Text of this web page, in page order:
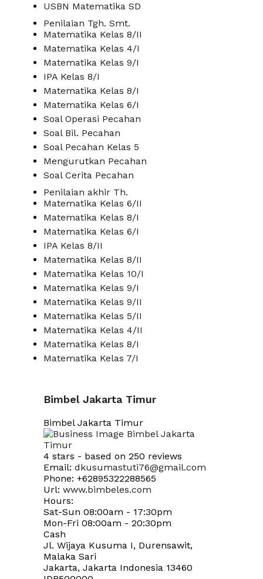
USBN Matematika SD
Penilaian Tgh. Smt.
Matematika Kelas 8/II
Matematika Kelas 4/I
Matematika Kelas 9/I
IPA Kelas 8/I
Matematika Kelas 8/I
Matematika Kelas 6/I
Soal Operasi Pecahan
Soal Bil. Pecahan
Soal Pecahan Kelas 5
Mengurutkan Pecahan
Soal Cerita Pecahan
Penilaian akhir Th.
Matematika Kelas 6/II
Matematika Kelas 8/I
Matematika Kelas 6/I
IPA Kelas 8/II
Matematika Kelas 8/II
Matematika Kelas 10/I
Matematika Kelas 9/I
Matematika Kelas 9/II
Matematika Kelas 5/II
Matematika Kelas 4/II
Matematika Kelas 8/I
Matematika Kelas 7/I
Bimbel Jakarta Timur
Bimbel Jakarta Timur
4 stars - based on 250 reviews
Email: dkusumastuti76@gmail.com
Phone: +62895322288565
Url: www.bimbeles.com
Hours:
Sat-Sun 08:00am - 17:30pm
Mon-Fri 08:00am - 20:30pm
Cash
Jl. Wijaya Kusuma I, Durensawit,
Malaka Sari
Jakarta, Jakarta Indonesia 13460